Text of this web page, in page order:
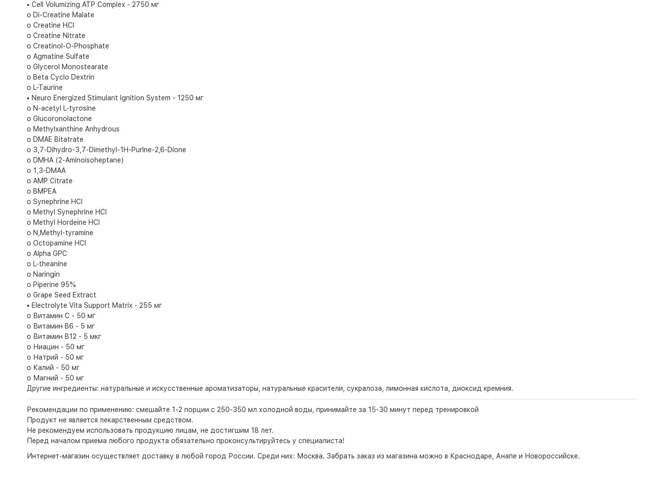
• Cell Volumizing ATP Complex - 2750 мг
o Di-Creatine Malate
o Creatine HCl
o Creatine Nitrate
o Creatinol-O-Phosphate
o Agmatine Sulfate
o Glycerol Monostearate
o Beta Cyclo Dextrin
o L-Taurine
• Neuro Energized Stimulant Ignition System - 1250 мг
o N-acetyl L-tyrosine
o Glucoronolactone
o Methylxanthine Anhydrous
o DMAE Bitatrate
o 3,7-Dihydro-3,7-Dimethyl-1H-Purlne-2,6-Dione
o DMHA (2-Aminoisoheptane)
o 1,3-DMAA
o AMP Citrate
o BMPEA
o Synephrine HCl
o Methyl Synephrine HCl
o Methyl Hordeine HCl
o N,Methyl-tyramine
o Octopamine HCl
o Alpha GPC
o L-theanine
o Naringin
o Piperine 95%
o Grape Seed Extract
• Electrolyte Vita Support Matrix - 255 мг
o Витамин C - 50 мг
o Витамин B6 - 5 мг
o Витамин B12 - 5 мкг
o Ниацин - 50 мг
o Натрий - 50 мг
o Калий - 50 мг
o Магний - 50 мг
Другие ингредиенты: натуральные и искусственные ароматизаторы, натуральные красители, сукралоза, лимонная кислота, диоксид кремния.
Рекомендации по применению: смешайте 1-2 порции с 250-350 мл холодной воды, принимайте за 15-30 минут перед тренировкой
Продукт не является лекарственным средством.
Не рекомендуем использовать продукцию лицам, не достигшим 18 лет.
Перед началом приема любого продукта обязательно проконсультируйтесь у специалиста!
Интернет-магазин осуществляет доставку в любой город России. Среди них: Москва. Забрать заказ из магазина можно в Краснодаре, Анапе и Новороссийске.